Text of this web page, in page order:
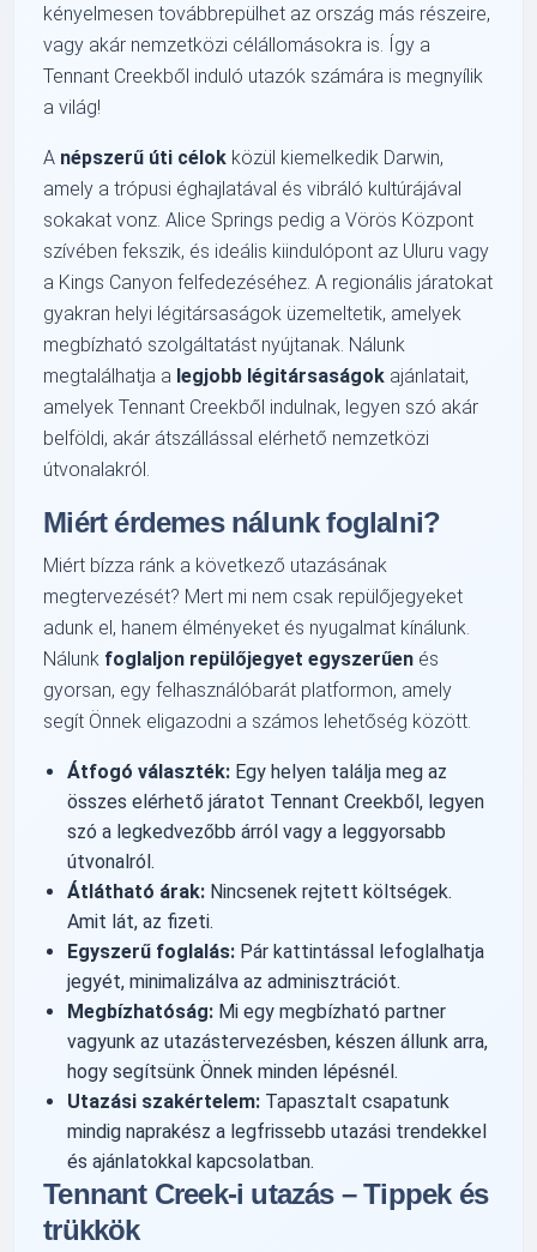
kényelmesen továbbrepülhet az ország más részeire,
vagy akár nemzetközi célállomásokra is. Így a
Tennant Creekből induló utazók számára is megnyílik
a világ!
A népszerű úti célok közül kiemelkedik Darwin,
amely a trópusi éghajlatával és vibráló kultúrájával
sokakat vonz. Alice Springs pedig a Vörös Központ
szívében fekszik, és ideális kiindulópont az Uluru vagy
a Kings Canyon felfedezéséhez. A regionális járatokat
gyakran helyi légitársaságok üzemeltetik, amelyek
megbízható szolgáltatást nyújtanak. Nálunk
megtalálhatja a legjobb légitársaságok ajánlatait,
amelyek Tennant Creekből indulnak, legyen szó akár
belföldi, akár átszállással elérhető nemzetközi
útvonalakról.
Miért érdemes nálunk foglalni?
Miért bízza ránk a következő utazásának
megtervezését? Mert mi nem csak repülőjegyeket
adunk el, hanem élményeket és nyugalmat kínálunk.
Nálunk foglaljon repülőjegyet egyszerűen és
gyorsan, egy felhasználóbarát platformon, amely
segít Önnek eligazodni a számos lehetőség között.
Átfogó választék: Egy helyen találja meg az
összes elérhető járatot Tennant Creekből, legyen
szó a legkedvezőbb árról vagy a leggyorsabb
útvonalról.
Átlátható árak: Nincsenek rejtett költségek.
Amit lát, az fizeti.
Egyszerű foglalás: Pár kattintással lefoglalhatja
jegyét, minimalizálva az adminisztrációt.
Megbízhatóság: Mi egy megbízható partner
vagyunk az utazástervezésben, készen állunk arra,
hogy segítsünk Önnek minden lépésnél.
Utazási szakértelem: Tapasztalt csapatunk
mindig naprakész a legfrissebb utazási trendekkel
és ajánlatokkal kapcsolatban.
Tennant Creek-i utazás – Tippek és
trükkök